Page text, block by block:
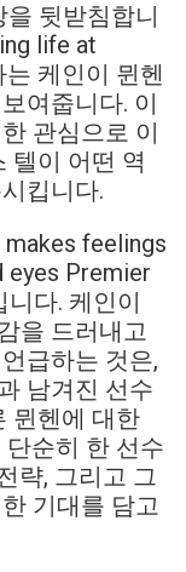
뒷받침합니
life at
케인이 뮌헨
여줍니다. 이
관심으로 이
텔이 어떤 역
킵니다.
feelings
eyes Premier
다. 케인이
을 드러내고
급하는 것은,
남겨진 선수
뮌헨에 대한
순히 한 선수
략, 그리고 그
기대를 담고